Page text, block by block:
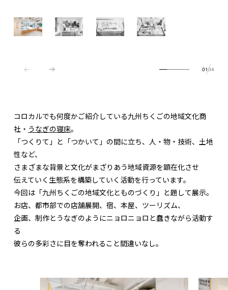
0104
コロカルでも何度かご紹介している九州ちくごの地域文化商
社・ うなぎの寝床。
「つくりて」と「つかいて」の間に立ち、人・物・技術、土地
性など、
さまざまな背景と文化がまざりあう地域資源を顕在化させ
伝えていく生態系を構築していく活動を行っています。
今回は「九州ちくごの地域文化とものづくり」と題して展示。
お店、都市部での店舗展開、宿、本屋、ツーリズム、
企画、制作とうなぎのようにニョロニョロと蠢きながら活動す
る
彼らの多彩さに目を奪われること間違いなし。